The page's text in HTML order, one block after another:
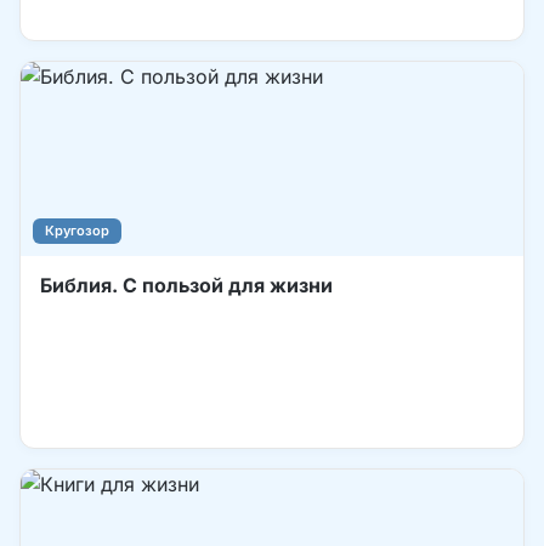
Кругозор
Библия. С пользой для жизни